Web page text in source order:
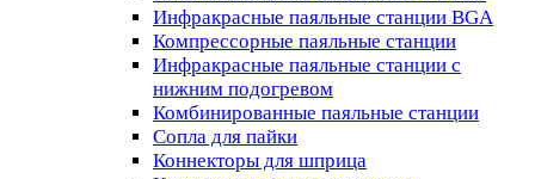
Инфракрасные паяльные станции BGA
Компрессорные паяльные станции
Инфракрасные паяльные станции с
нижним подогревом
Комбинированные паяльные станции
Сопла для пайки
Коннекторы для шприца